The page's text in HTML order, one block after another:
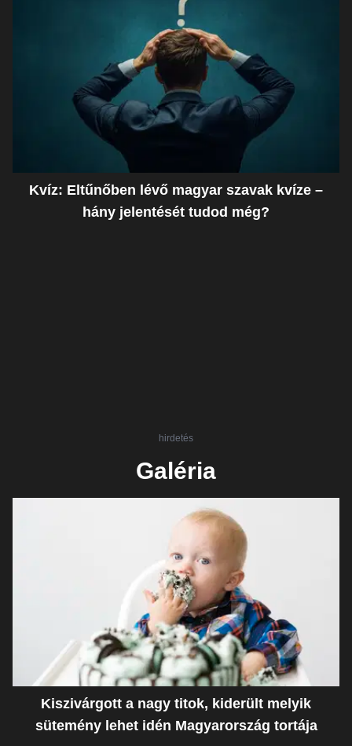
Kvíz: Eltűnőben lévő magyar szavak kvíze –
hány jelentését tudod még?
hirdetés
Galéria
Kiszivárgott a nagy titok, kiderült melyik
sütemény lehet idén Magyarország tortája